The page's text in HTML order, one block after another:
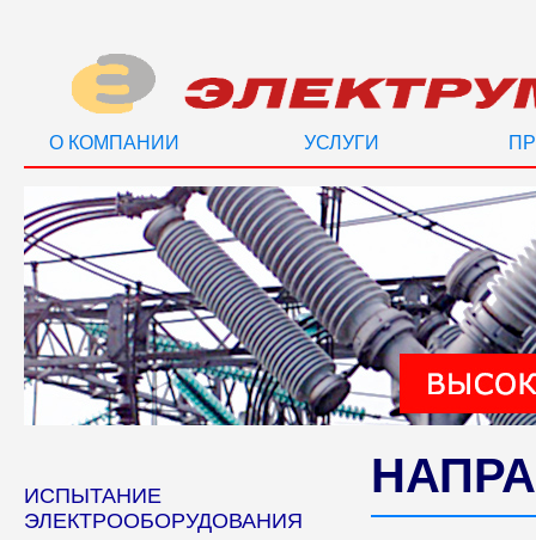
О КОМПАНИИ УСЛУГИ
ИСПЫТАНИЕ
ЭЛЕКТРООБОРУДОВАНИЯ